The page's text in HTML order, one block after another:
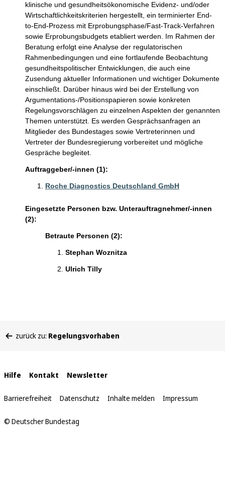
klinische und gesundheitsökonomische Evidenz- und/oder
Wirtschaftlichkeitskriterien hergestellt, ein terminierter End-
to-End-Prozess mit Erprobungsphase/Fast-Track-Verfahren
sowie Erprobungsbudgets etabliert werden. Im Rahmen der
Beratung erfolgt eine Analyse der regulatorischen
Rahmenbedingungen und eine fortlaufende Beobachtung
gesundheitspolitischer Entwicklungen, die auch eine
Zusendung aktueller Informationen und wichtiger Dokumente
einschließt. Darüber hinaus wird bei der Erstellung von
Argumentations-/Positionspapieren sowie konkreten
Regelungsvorschlägen zu einzelnen Aspekten der genannten
Themen unterstützt. Es werden Gesprächsanfragen an
Mitglieder des Bundestages sowie Vertreterinnen und
Vertreter der Bundesregierung vorbereitet und mögliche
Gespräche begleitet.
Auftraggeber/-innen (1):
Roche Diagnostics Deutschland GmbH
Eingesetzte Personen bzw. Unterauftragnehmer/-innen
(2):
Betraute Personen (2):
Stephan Woznitza
Ulrich Tilly
befinden
zurück zu: Regelungsvorhaben
Interne
Links
Hilfe Kontakt Newsletter
Barrierefreiheit Datenschutz Inhalte melden Impressum
© Deutscher Bundestag